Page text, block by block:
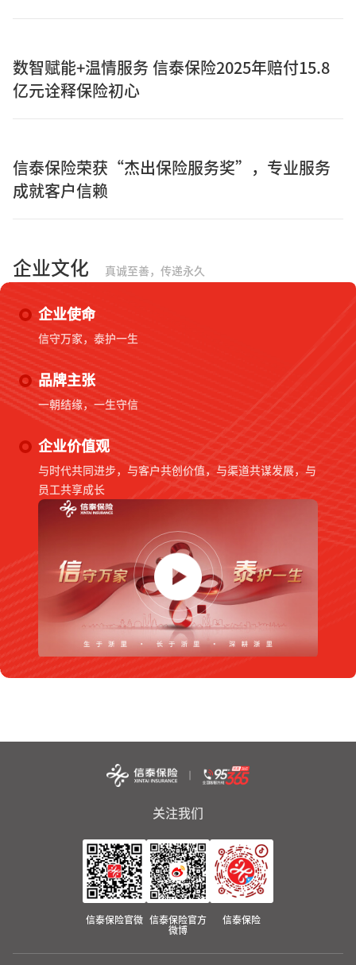
数智赋能+温情服务 信泰保险2025年赔付15.8
亿元诠释保险初心
信泰保险荣获“杰出保险服务奖”，专业服务
成就客户信赖
企业文化 真诚至善，传递永久
企业使命
信守万家，泰护一生
品牌主张
一朝结缘，一生守信
企业价值观
与时代共同进步，与客户共创价值，与渠道共谋发展，与
员工共享成长
关注我们
信泰保险官微
信泰保险官方
微博
信泰保险